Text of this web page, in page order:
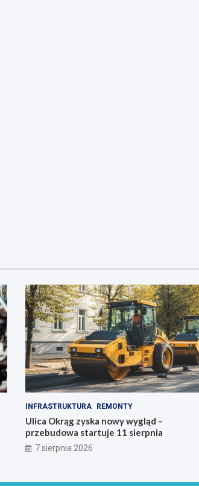
INFRASTRUKTURA REMONTY
Ulica Okrąg zyska nowy wygląd –
przebudowa startuje 11 sierpnia
7 sierpnia 2026